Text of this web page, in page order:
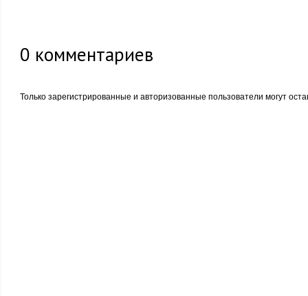
0 комментариев
Только зарегистрированные и авторизованные пользователи могут